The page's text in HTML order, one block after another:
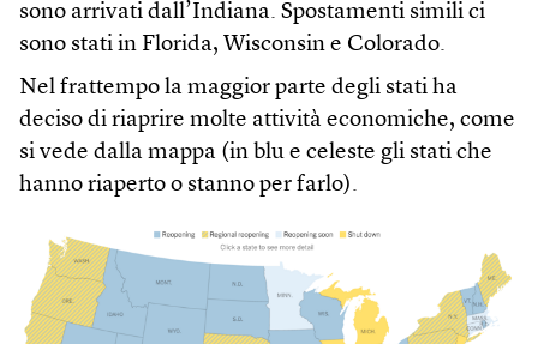
sono arrivati dall’Indiana. Spostamenti simili ci
sono stati in Florida, Wisconsin e Colorado.
Nel frattempo la maggior parte degli stati ha
deciso di riaprire molte attività economiche, come
si vede dalla mappa (in blu e celeste gli stati che
hanno riaperto o stanno per farlo).